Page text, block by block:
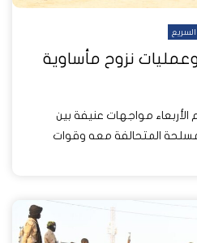
وعمليات نزوح مأساوية
دارت اليوم الأربعاء مواجهات عنيفة بين
المتحالفة معه وقوات